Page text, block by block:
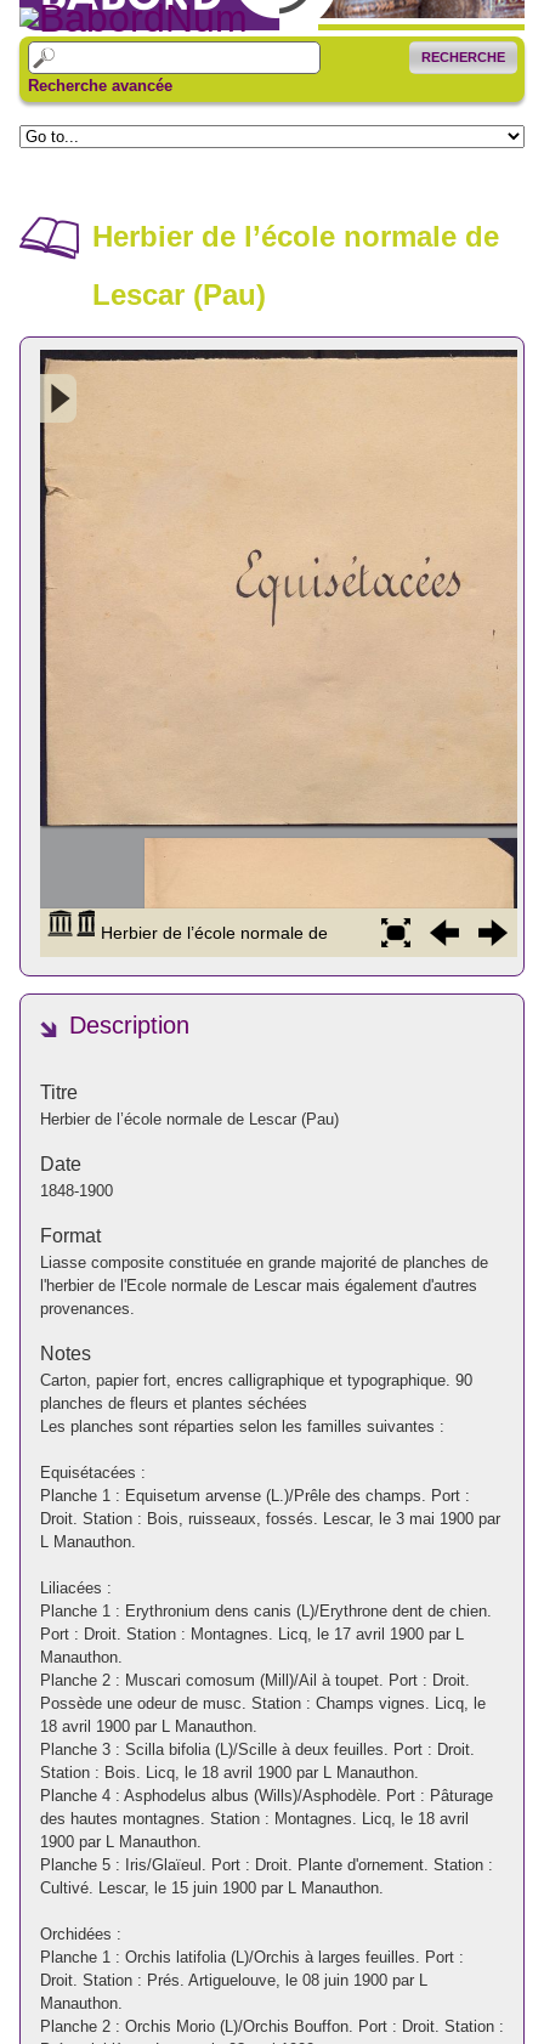
RECHERCHE
Recherche avancée
Herbier de l’école normale de
Lescar (Pau)
Description
Titre
Herbier de l’école normale de Lescar (Pau)
Date
1848-1900
Format
Liasse composite constituée en grande majorité de planches de
l'herbier de l'Ecole normale de Lescar mais également d'autres
provenances.
Notes
Carton, papier fort, encres calligraphique et typographique. 90
planches de fleurs et plantes séchées
Les planches sont réparties selon les familles suivantes :
Equisétacées :
Planche 1 : Equisetum arvense (L.)/Prêle des champs. Port :
Droit. Station : Bois, ruisseaux, fossés. Lescar, le 3 mai 1900 par
L Manauthon.
Liliacées :
Planche 1 : Erythronium dens canis (L)/Erythrone dent de chien.
Port : Droit. Station : Montagnes. Licq, le 17 avril 1900 par L
Manauthon.
Planche 2 : Muscari comosum (Mill)/Ail à toupet. Port : Droit.
Possède une odeur de musc. Station : Champs vignes. Licq, le
18 avril 1900 par L Manauthon.
Planche 3 : Scilla bifolia (L)/Scille à deux feuilles. Port : Droit.
Station : Bois. Licq, le 18 avril 1900 par L Manauthon.
Planche 4 : Asphodelus albus (Wills)/Asphodèle. Port : Pâturage
des hautes montagnes. Station : Montagnes. Licq, le 18 avril
1900 par L Manauthon.
Planche 5 : Iris/Glaïeul. Port : Droit. Plante d'ornement. Station :
Cultivé. Lescar, le 15 juin 1900 par L Manauthon.
Orchidées :
Planche 1 : Orchis latifolia (L)/Orchis à larges feuilles. Port :
Droit. Station : Prés. Artiguelouve, le 08 juin 1900 par L
Manauthon.
Planche 2 : Orchis Morio (L)/Orchis Bouffon. Port : Droit. Station :